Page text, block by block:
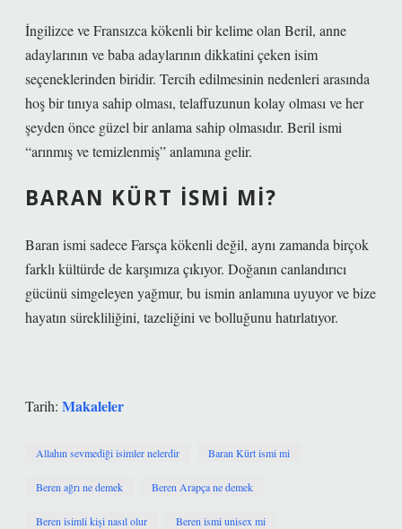
İngilizce ve Fransızca kökenli bir kelime olan Beril, anne
adaylarının ve baba adaylarının dikkatini çeken isim
seçeneklerinden biridir. Tercih edilmesinin nedenleri arasında
hoş bir tınıya sahip olması, telaffuzunun kolay olması ve her
şeyden önce güzel bir anlama sahip olmasıdır. Beril ismi
“arınmış ve temizlenmiş” anlamına gelir.
BARAN KÜRT ISMI MI?
Baran ismi sadece Farsça kökenli değil, aynı zamanda birçok
farklı kültürde de karşımıza çıkıyor. Doğanın canlandırıcı
gücünü simgeleyen yağmur, bu ismin anlamına uyuyor ve bize
hayatın sürekliliğini, tazeliğini ve bolluğunu hatırlatıyor.
Tarih: Makaleler
Allahın sevmediği isimler nelerdir Baran Kürt ismi mi
Beren ağrı ne demek Beren Arapça ne demek
Beren isimli kişi nasıl olur Beren ismi unisex mi